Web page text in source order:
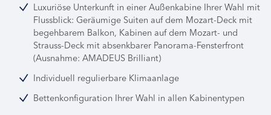
Luxuriöse Unterkunft in einer Außenkabine Ihrer Wahl mit
Flussblick: Geräumige Suiten auf dem Mozart-Deck mit
begehbarem Balkon, Kabinen auf dem Mozart- und
Strauss-Deck mit absenkbarer Panorama-Fensterfront
(Ausnahme: AMADEUS Brilliant)
Individuell regulierbare Klimaanlage
Bettenkonfiguration Ihrer Wahl in allen Kabinentypen